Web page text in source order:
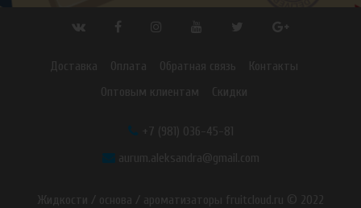
Доставка Оплата Обратная связь
Контакты
Оптовым клиентам
Скидки
+7 (981) 036-45-81
aurum.aleksandra@gmail.com
Жидкости / основа / ароматизаторы fruitcloud.ru © 2022